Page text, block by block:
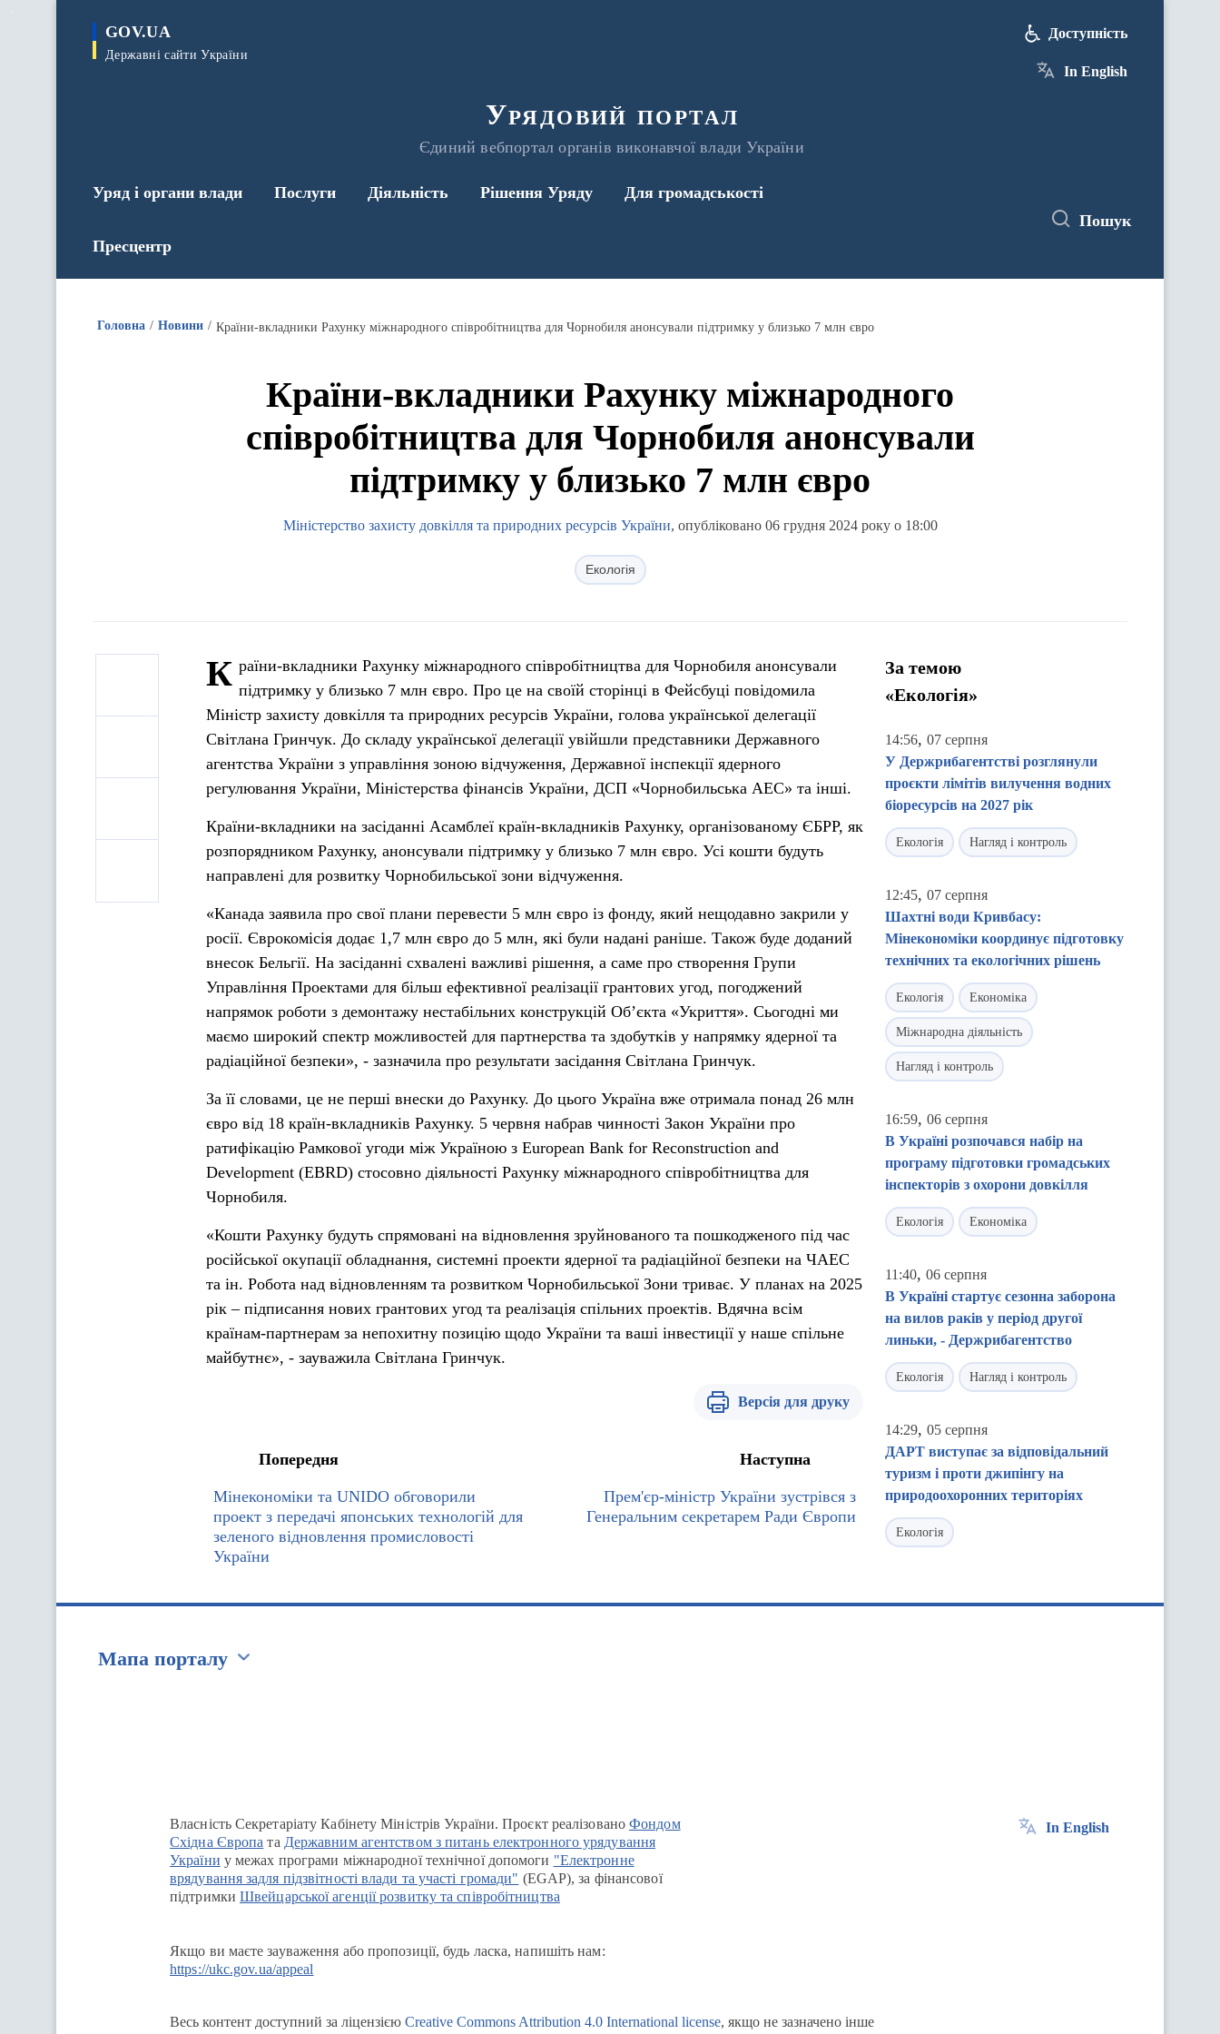
GOV.UA
Державні сайти України
Урядовий портал
Єдиний вебпортал органів виконавчої влади України
Доступність
In English
Уряд і органи влади Послуги Діяльність Рішення Уряду Для громадськості
Пресцентр
Пошук
Головна Новини Країни-вкладники Рахунку міжнародного співробітництва для Чорнобиля анонсували підтримку у близько 7 млн євро
Країни-вкладники Рахунку міжнародного
співробітництва для Чорнобиля анонсували
підтримку у близько 7 млн євро
Міністерство захисту довкілля та природних ресурсів України, опубліковано 06 грудня 2024 року о 18:00
Екологія
К раїни-вкладники Рахунку міжнародного співробітництва для Чорнобиля анонсували
підтримку у близько 7 млн євро. Про це на своїй сторінці в Фейсбуці повідомила
Міністр захисту довкілля та природних ресурсів України, голова української делегації
Світлана Гринчук. До складу української делегації увійшли представники Державного
агентства України з управління зоною відчуження, Державної інспекції ядерного
регулювання України, Міністерства фінансів України, ДСП «Чорнобильська АЕС» та інші.
Країни-вкладники на засіданні Асамблеї країн-вкладників Рахунку, організованому ЄБРР, як
розпорядником Рахунку, анонсували підтримку у близько 7 млн євро. Усі кошти будуть
направлені для розвитку Чорнобильської зони відчуження.
«Канада заявила про свої плани перевести 5 млн євро із фонду, який нещодавно закрили у
росії. Єврокомісія додає 1,7 млн євро до 5 млн, які були надані раніше. Також буде доданий
внесок Бельгії. На засіданні схвалені важливі рішення, а саме про створення Групи
Управління Проектами для більш ефективної реалізації грантових угод, погоджений
напрямок роботи з демонтажу нестабільних конструкцій Об’єкта «Укриття». Сьогодні ми
маємо широкий спектр можливостей для партнерства та здобутків у напрямку ядерної та
радіаційної безпеки», - зазначила про результати засідання Світлана Гринчук.
За її словами, це не перші внески до Рахунку. До цього Україна вже отримала понад 26 млн
євро від 18 країн-вкладників Рахунку. 5 червня набрав чинності Закон України про
ратифікацію Рамкової угоди між Україною з European Bank for Reconstruction and
Development (EBRD) стосовно діяльності Рахунку міжнародного співробітництва для
Чорнобиля.
«Кошти Рахунку будуть спрямовані на відновлення зруйнованого та пошкодженого під час
російської окупації обладнання, системні проекти ядерної та радіаційної безпеки на ЧАЕС
та ін. Робота над відновленням та розвитком Чорнобильської Зони триває. У планах на 2025
рік – підписання нових грантових угод та реалізація спільних проектів. Вдячна всім
країнам-партнерам за непохитну позицію щодо України та ваші інвестиції у наше спільне
майбутнє», - зауважила Світлана Гринчук.
Версія для друку
Попередня
Мінекономіки та UNIDO обговорили
проект з передачі японських технологій для
зеленого відновлення промисловості
України
Наступна
Прем'єр-міністр України зустрівся з
Генеральним секретарем Ради Європи
За темою
«Екологія»
14:56, 07 серпня
У Держрибагентстві розглянули
проєкти лімітів вилучення водних
біоресурсів на 2027 рік
Екологія Нагляд і контроль
12:45, 07 серпня
Шахтні води Кривбасу:
Мінекономіки координує підготовку
технічних та екологічних рішень
Екологія Економіка
Міжнародна діяльність
Нагляд і контроль
16:59, 06 серпня
В Україні розпочався набір на
програму підготовки громадських
інспекторів з охорони довкілля
Екологія Економіка
11:40, 06 серпня
В Україні стартує сезонна заборона
на вилов раків у період другої
линьки, - Держрибагентство
Екологія Нагляд і контроль
14:29, 05 серпня
ДАРТ виступає за відповідальний
туризм і проти джипінгу на
природоохоронних територіях
Екологія
Мапа порталу
Власність Секретаріату Кабінету Міністрів України. Проєкт реалізованоФондом
Східна Європа та Державним агентством з питань електронного урядування
України у межах програми міжнародної технічної допомоги "Електронне
врядування задля підзвітності влади та участі громади" (EGAP), за фінансової
підтримки Швейцарської агенції розвитку та співробітництва
Якщо ви маєте зауваження або пропозиції, будь ласка, напишіть нам:
https://ukc.gov.ua/appeal
In English
Весь контент доступний за ліцензією Creative Commons Attribution 4.0 International license, якщо не зазначено інше